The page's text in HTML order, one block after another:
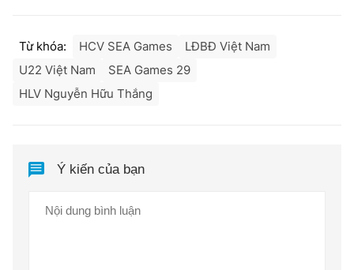
Từ khóa: HCV SEA Games
LĐBĐ Việt Nam
U22 Việt Nam
SEA Games 29
HLV Nguyễn Hữu Thắng
Ý kiến của bạn